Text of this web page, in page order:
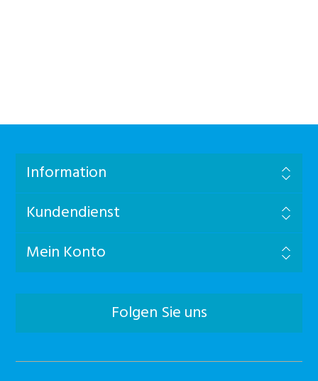
Information
Kundendienst
Mein Konto
Folgen Sie uns